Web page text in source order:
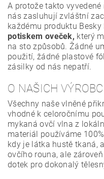
A protože takto
nás zasluhují zvláštní
každému produktu Besky
potiskem oveček, který
na sto způsobů. Žádné
použití, žádné plastové
zásilky od nás nepatří.
O NAŠICH
Všechny naše vlněné
vhodné k celoročnímu
mykaná ovčí vlna z
materiál používáme
kdy je látka hustě tkaná,
ovčího rouna, ale
dotek pro dokonalý